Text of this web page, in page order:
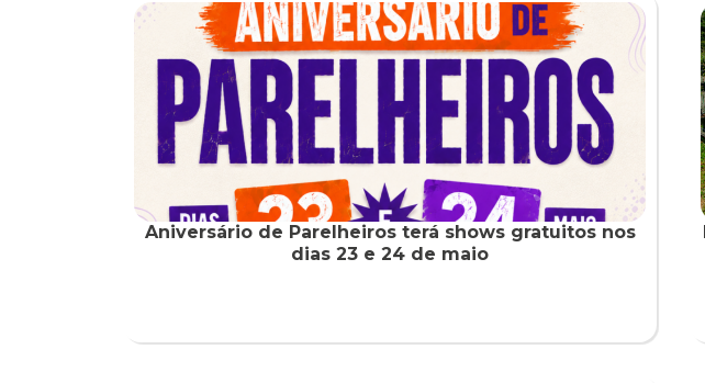
Aniversário de Parelheiros terá shows gratuitos nos
dias 23 e 24 de maio